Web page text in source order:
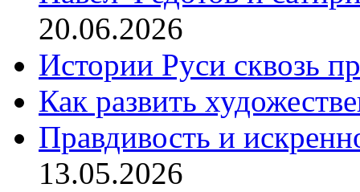
20.06.2026
Истории Руси сквозь
Как развить
Правдивость и
13.05.2026